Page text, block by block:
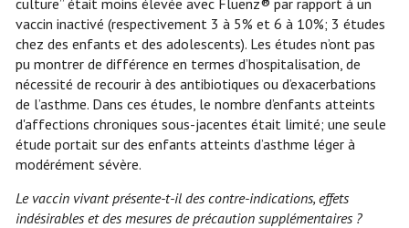
culture” était moins élevée avec Fluenz® par rapport à un
vaccin inactivé (respectivement 3 à 5% et 6 à 10%; 3 études
chez des enfants et des adolescents). Les études n’ont pas
pu montrer de différence en termes d’hospitalisation, de
nécessité de recourir à des antibiotiques ou d’exacerbations
de l’asthme. Dans ces études, le nombre d’enfants atteints
d'affections chroniques sous-jacentes était limité; une seule
étude portait sur des enfants atteints d’asthme léger à
modérément sévère.
Le vaccin vivant présente-t-il des contre-indications, effets
indésirables et des mesures de précaution supplémentaires ?